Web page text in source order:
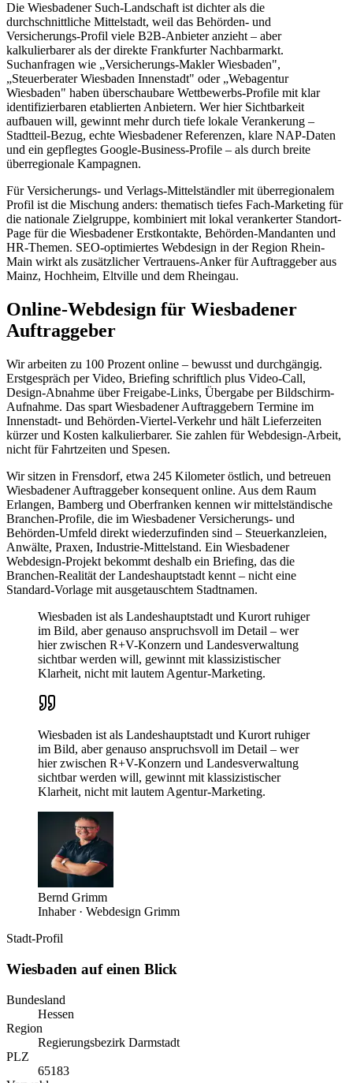
Die Wiesbadener Such-Landschaft ist dichter als die
durchschnittliche Mittelstadt, weil das Behörden- und
Versicherungs-Profil viele B2B-Anbieter anzieht – aber
kalkulierbarer als der direkte Frankfurter Nachbarmarkt.
Suchanfragen wie „Versicherungs-Makler Wiesbaden",
„Steuerberater Wiesbaden Innenstadt" oder „Webagentur
Wiesbaden" haben überschaubare Wettbewerbs-Profile mit klar
identifizierbaren etablierten Anbietern. Wer hier Sichtbarkeit
aufbauen will, gewinnt mehr durch tiefe lokale Verankerung –
Stadtteil-Bezug, echte Wiesbadener Referenzen, klare NAP-Daten
und ein gepflegtes Google-Business-Profile – als durch breite
überregionale Kampagnen.
Für Versicherungs- und Verlags-Mittelständler mit überregionalem
Profil ist die Mischung anders: thematisch tiefes Fach-Marketing für
die nationale Zielgruppe, kombiniert mit lokal verankerter Standort-
Page für die Wiesbadener Erstkontakte, Behörden-Mandanten und
HR-Themen. SEO-optimiertes Webdesign in der Region Rhein-
Main wirkt als zusätzlicher Vertrauens-Anker für Auftraggeber aus
Mainz, Hochheim, Eltville und dem Rheingau.
Online-Webdesign für Wiesbadener
Auftraggeber
Wir arbeiten zu 100 Prozent online – bewusst und durchgängig.
Erstgespräch per Video, Briefing schriftlich plus Video-Call,
Design-Abnahme über Freigabe-Links, Übergabe per Bildschirm-
Aufnahme. Das spart Wiesbadener Auftraggebern Termine im
Innenstadt- und Behörden-Viertel-Verkehr und hält Lieferzeiten
kürzer und Kosten kalkulierbarer. Sie zahlen für Webdesign-Arbeit,
nicht für Fahrtzeiten und Spesen.
Wir sitzen in Frensdorf, etwa 245 Kilometer östlich, und betreuen
Wiesbadener Auftraggeber konsequent online. Aus dem Raum
Erlangen, Bamberg und Oberfranken kennen wir mittelständische
Branchen-Profile, die im Wiesbadener Versicherungs- und
Behörden-Umfeld direkt wiederzufinden sind – Steuerkanzleien,
Anwälte, Praxen, Industrie-Mittelstand. Ein Wiesbadener
Webdesign-Projekt bekommt deshalb ein Briefing, das die
Branchen-Realität der Landeshauptstadt kennt – nicht eine
Standard-Vorlage mit ausgetauschtem Stadtnamen.
Wiesbaden ist als Landeshauptstadt und Kurort ruhiger
im Bild, aber genauso anspruchsvoll im Detail – wer
hier zwischen R+V-Konzern und Landesverwaltung
sichtbar werden will, gewinnt mit klassizistischer
Klarheit, nicht mit lautem Agentur-Marketing.
Wiesbaden ist als Landeshauptstadt und Kurort ruhiger
im Bild, aber genauso anspruchsvoll im Detail – wer
hier zwischen R+V-Konzern und Landesverwaltung
sichtbar werden will, gewinnt mit klassizistischer
Klarheit, nicht mit lautem Agentur-Marketing.
Bernd Grimm
Inhaber · Webdesign Grimm
Stadt-Profil
Wiesbaden auf einen Blick
Bundesland
Hessen
Region
Regierungsbezirk Darmstadt
PLZ
65183